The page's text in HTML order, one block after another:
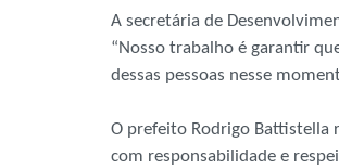
A secretária de
“Nosso trabalho é garantir
dessas pessoas nesse
O prefeito Rodrigo Battistella
com responsabilidade e